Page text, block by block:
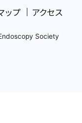
ップ アクセス
Society